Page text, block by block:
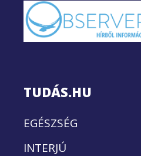
TUDÁS.HU
EGÉSZSÉG
INTERJÚ